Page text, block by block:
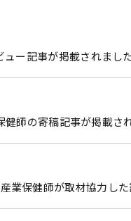
ー記事が掲載されました
師の寄稿記事が掲載さ
業保健師が取材協力し